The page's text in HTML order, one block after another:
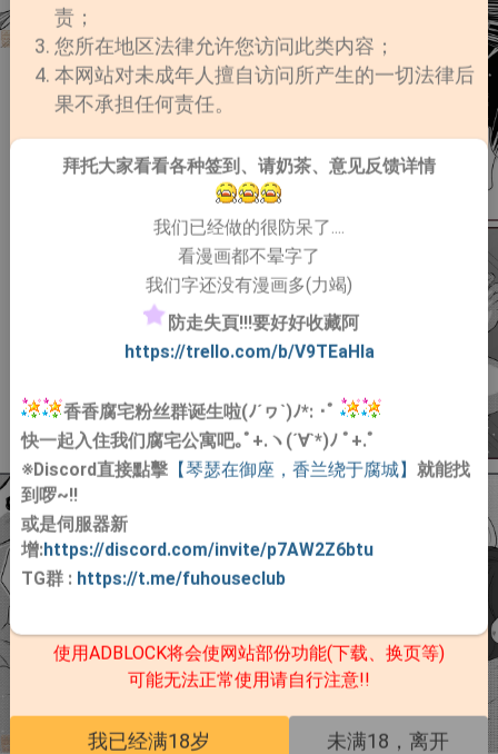
责；
您所在地区法律允许您访问此类内容；
本网站对未成年人擅自访问所产生的一切法律后
果不承担任何责任。
拜托大家看看各种签到、请奶茶、意见反馈详情
我们已经做的很防呆了....
看漫画都不晕字了
我们字还没有漫画多(力竭)
防走失頁!!!要好好收藏阿
https://trello.com/b/V9TEaHIa
香香腐宅粉丝群诞生啦(ﾉ´ヮ`)ﾉ*: ･ﾟ
快一起入住我们腐宅公寓吧｡ﾟ+.ヽ(´∀`*)ﾉ ﾟ+.ﾟ
※Discord直接點擊【琴瑟在御座，香兰绕于腐城】 就能找
到啰~!!
或是伺服器新
增:https://discord.com/invite/p7AW2Z6btu
TG群: https://t.me/fuhouseclub
使用ADBLOCK将会使网站部份功能(下载、换页等)
可能无法正常使用请自行注意!!
我已经满18岁 未满18，离开